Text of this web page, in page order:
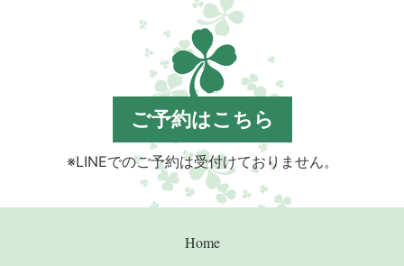
ご予約はこちら
※LINEでのご予約は受付けておりません。
Home